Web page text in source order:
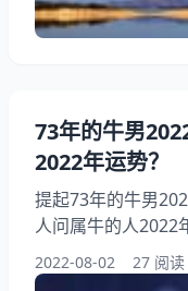
命年运势是比较低
73年的牛男
2022年运势？
提起73年的牛男
人问属牛的人2022
生肖属牛的运势如
2022牛人运势运程
2022-08-02 27 阅读